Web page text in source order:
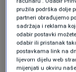
pružila podrška dolje
partneri obrađujemo
sadržaja i reklama
odabir postavki
odabir ili pristanak
postavkama link na
lijevom dijelu web
mijenjati u okviru